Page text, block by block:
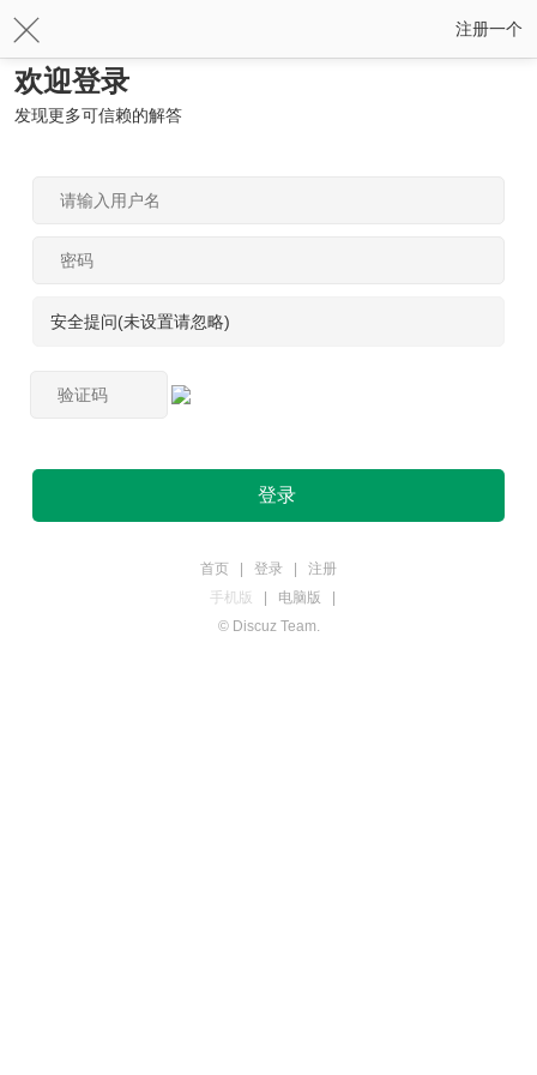
注册一个
欢迎登录
发现更多可信赖的解答
安全提问(未设置请忽略)
登录
首页 登录
注册
手机版
电脑版
© Discuz Team.